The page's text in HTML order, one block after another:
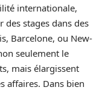
internationale,
stages dans des
Barcelone, ou New-
seulement le
mais élargissent
affaires. Dans bien